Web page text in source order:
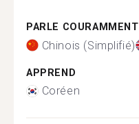
PARLE COURAMMENT
Chinois (Simplifié)
APPREND
Coréen